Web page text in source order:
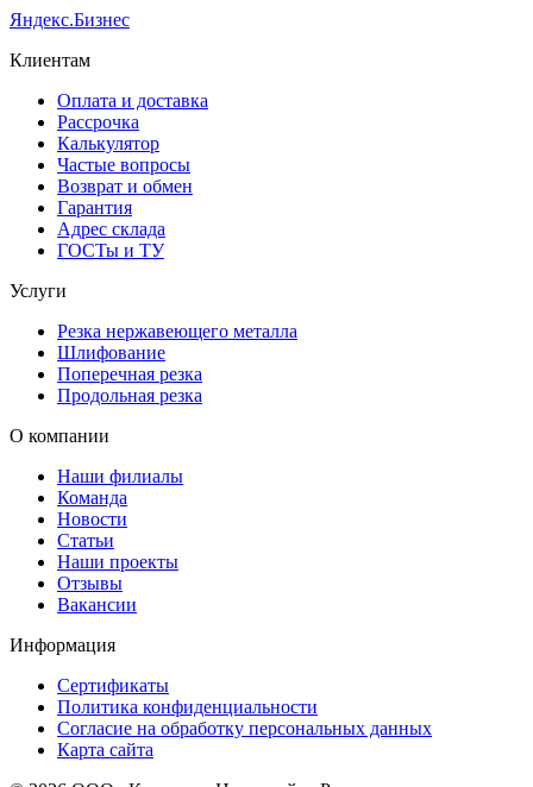
Яндекс.Бизнес
Клиентам
Оплата и доставка
Рассрочка
Калькулятор
Частые вопросы
Возврат и обмен
Гарантия
Адрес склада
ГОСТы и ТУ
Услуги
Резка нержавеющего металла
Шлифование
Поперечная резка
Продольная резка
О компании
Наши филиалы
Команда
Новости
Статьи
Наши проекты
Отзывы
Вакансии
Информация
Сертификаты
Политика конфиденциальности
Согласие на обработку персональных данных
Карта сайта